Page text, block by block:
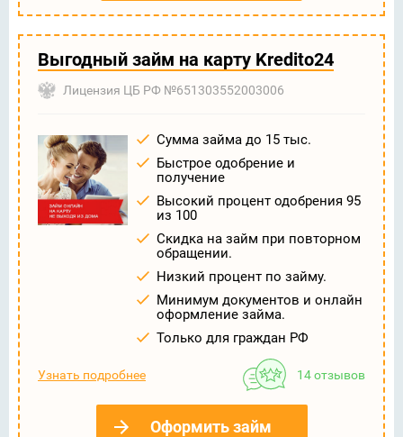
Выгодный займ на карту Kredito24
Лицензия ЦБ РФ №651303552003006
Сумма займа до 15 тыс.
Быстрое одобрение и
получение
Высокий процент одобрения 95
из 100
Скидка на займ при повторном
обращении.
Низкий процент по займу.
Минимум документов и онлайн
оформление займа.
Только для граждан РФ
Узнать подробнее 14 отзывов
Оформить займ